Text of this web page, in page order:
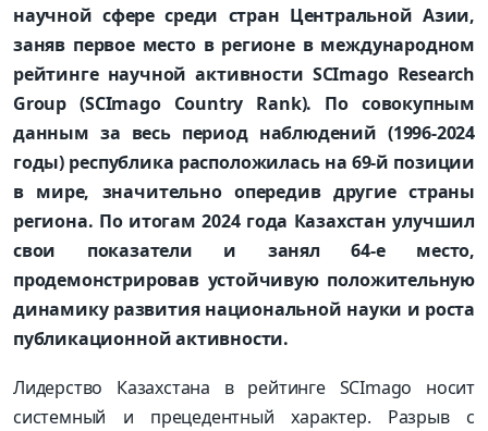
научной сфере среди стран Центральной Азии,
заняв первое место в регионе в международном
рейтинге научной активности SCImago Research
Group (SCImago Country Rank). По совокупным
данным за весь период наблюдений (1996-2024
годы) республика расположилась на 69-й позиции
в мире, значительно опередив другие страны
региона. По итогам 2024 года Казахстан улучшил
свои показатели и занял 64-е место,
продемонстрировав устойчивую положительную
динамику развития национальной науки и роста
публикационной активности.
Лидерство Казахстана в рейтинге SCImago носит
системный и прецедентный характер. Разрыв с